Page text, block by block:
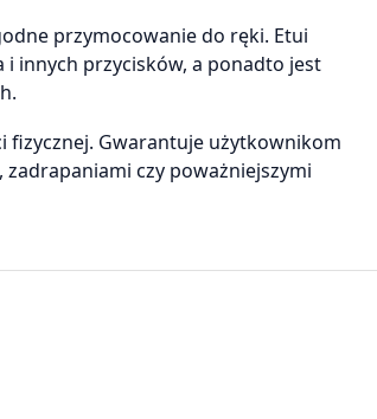
przymocowanie do ręki. Etui
innych przycisków, a ponadto jest
fizycznej. Gwarantuje użytkownikom
czy poważniejszymi